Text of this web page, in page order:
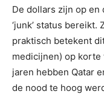
De dollars zijn op en
‘junk’ status
praktisch betekent
medicijnen) op
jaren hebben Qatar
de nood te hoog